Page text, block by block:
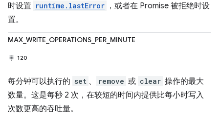
时设置 runtime.lastError ，或者在 Promise 被拒绝时设
置。
MAX_WRITE_OPERATIONS_PER_MINUTE
120
每分钟可以执行的 set 、 remove 或 clear 操作的最大
数量。这是每秒 2 次，在较短的时间内提供比每小时写入
次数更高的吞吐量。